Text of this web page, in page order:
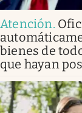
Atención.
bienes de
que hayan